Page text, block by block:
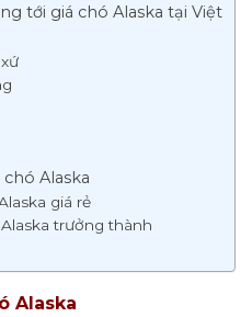
tới giá chó Alaska tại Việt
Alaska
giá rẻ
trưởng thành
Alaska